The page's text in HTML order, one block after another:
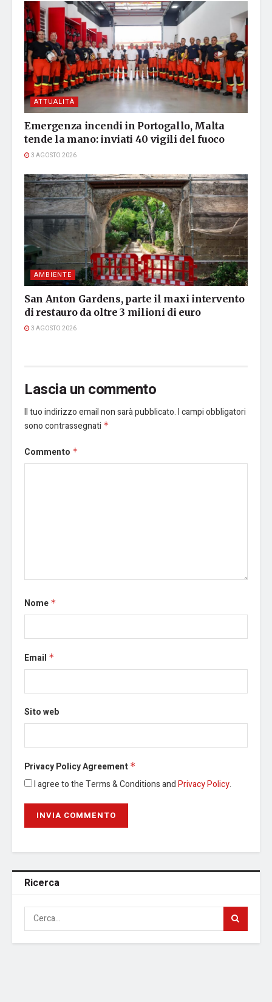
ATTUALITÀ
Emergenza incendi in Portogallo, Malta
tende la mano: inviati 40 vigili del fuoco
3 AGOSTO 2026
AMBIENTE
San Anton Gardens, parte il maxi intervento
di restauro da oltre 3 milioni di euro
3 AGOSTO 2026
Lascia un commento
Il tuo indirizzo email non sarà pubblicato.I campi obbligatori
sono contrassegnati *
Commento *
Nome *
Email *
Sito web
Privacy Policy Agreement *
I agree to the Terms & Conditions andPrivacy Policy.
Ricerca